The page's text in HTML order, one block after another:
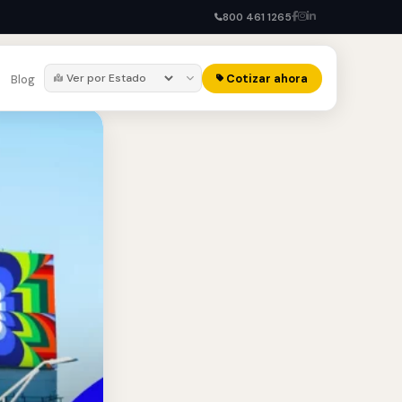
800 461 1265
Blog Cotizar ahora